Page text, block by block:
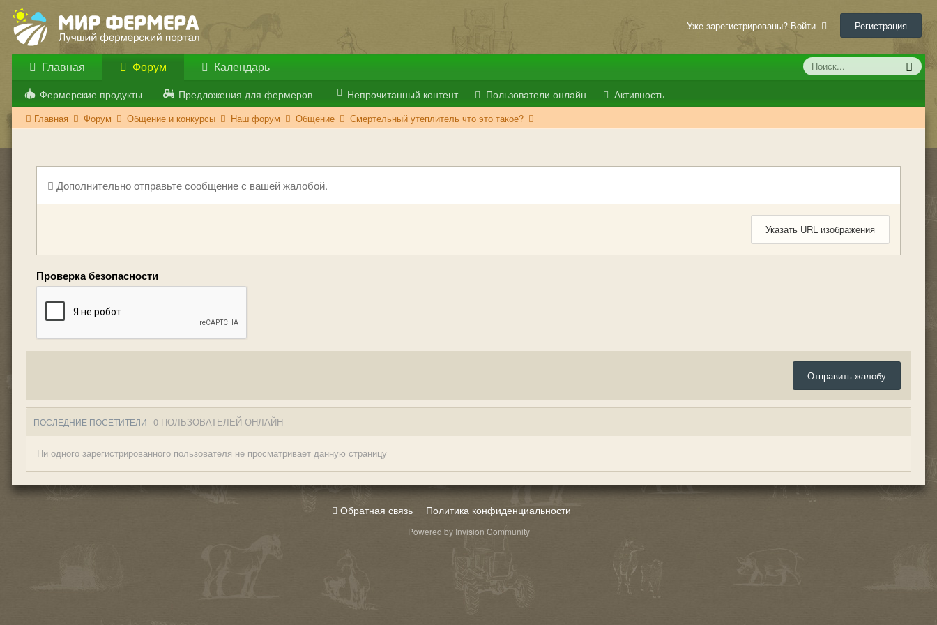
Уже зарегистрированы? Войти Регистрация
Главная Форум
Фермерские продукты Предложения для фермеров Непрочитанный контент Пользователи онлайн Активность
Календарь
Главная Форум Общение и конкурсы Наш форум Общение Смертельный утеплитель что это такое?
Дополнительно отправьте сообщение с вашей жалобой.
Указать URL изображения
Проверка безопасности
Отправить жалобу
ПОСЛЕДНИЕ ПОСЕТИТЕЛИ 0 ПОЛЬЗОВАТЕЛЕЙ ОНЛАЙН
Ни одного зарегистрированного пользователя не просматривает данную страницу
Обратная связь Политика конфиденциальности
Powered by Invision Community